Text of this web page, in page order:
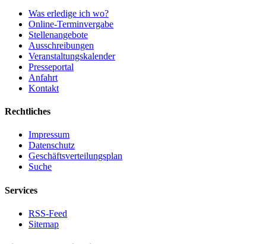
Was erledige ich wo?
Online-Terminvergabe
Stellenangebote
Ausschreibungen
Veranstaltungskalender
Presseportal
Anfahrt
Kontakt
Rechtliches
Impressum
Datenschutz
Geschäftsverteilungsplan
Suche
Services
RSS-Feed
Sitemap